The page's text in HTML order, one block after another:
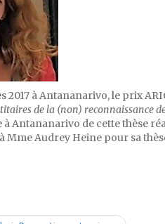
2017 à Antananarivo, le prix
de la (non) reconnaissance
à Antananarivo de cette thèse
Mme Audrey Heine pour sa